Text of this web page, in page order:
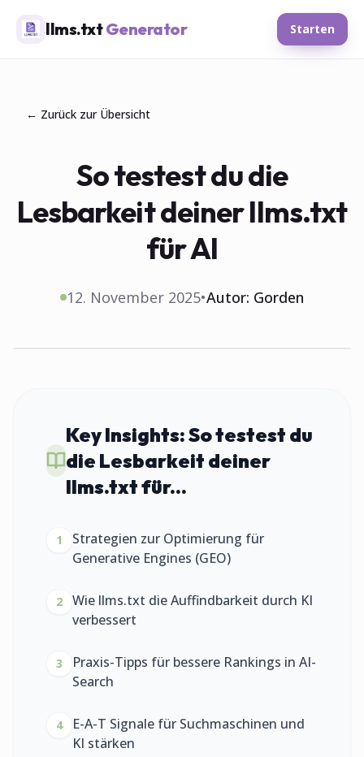
llms.txtGenerator Starten
← Zurück zur Übersicht
So testest du die
Lesbarkeit deiner llms.txt
für AI
12. November 2025•Autor: Gorden
Key Insights:So testest du
die Lesbarkeit deiner
llms.txt für...
1
Strategien zur Optimierung für
Generative Engines (GEO)
2
Wie llms.txt die Auffindbarkeit durch KI
verbessert
3
Praxis-Tipps für bessere Rankings in AI-
Search
4
E-A-T Signale für Suchmaschinen und
KI stärken